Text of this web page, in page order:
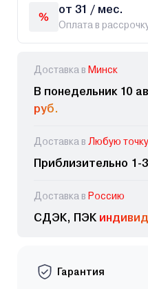
от 31 / мес.
Оплата в
Доставка в Минск
В понедельник 10
руб.
Доставка в Любую
Приблизительно 1-
Доставка в Россию
СДЭК, ПЭК
Гарантия